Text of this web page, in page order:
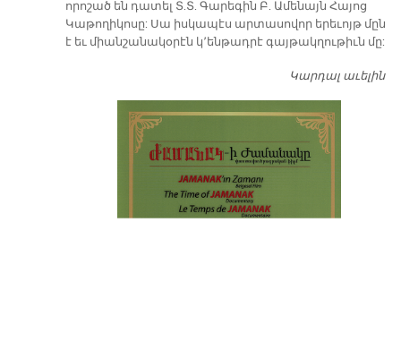
որոշած են դատել Տ.Տ. Գարեգին Բ. Ամենայն Հայոց
Կաթողիկոսը: Սա իսկապէս արտասովոր երեւոյթ մըն
է եւ միանշանակօրէն կ՚ենթադրէ գայթակղութիւն մը:
Կարդալ աւելին